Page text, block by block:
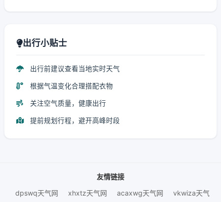
出行小贴士
出行前建议查看当地实时天气
根据气温变化合理搭配衣物
关注空气质量，健康出行
提前规划行程，避开高峰时段
友情链接
dpswq天气网
xhxtz天气网 acaxwg天气网
vkwiza天气